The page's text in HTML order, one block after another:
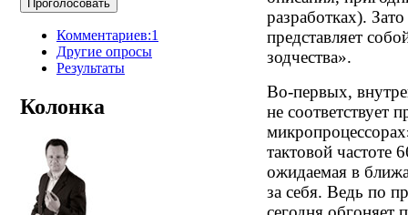
Комментариев:1
Другие опросы
Результаты
Колонка
разработках).
представляет
зодчества».
Во-первых,
не соответствует
тактовой
ожидаемая в
за себя. Ведь по